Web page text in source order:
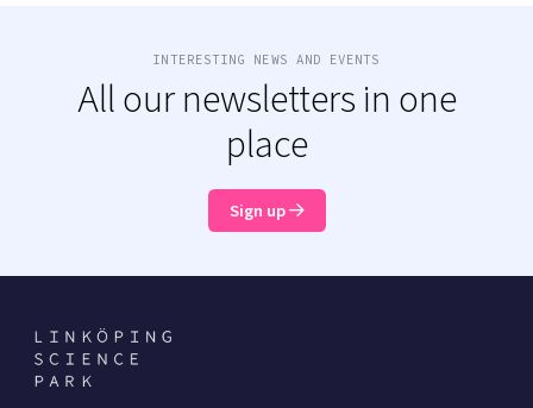
INTERESTING NEWS AND EVENTS
All our newsletters in one
place
Sign up